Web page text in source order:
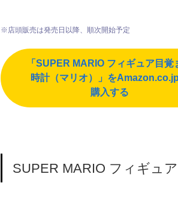
※店頭販売は発売日以降、順次開始予定
「SUPER MARIO フィギュア目覚
時計（マリオ）」を
購入する
SUPER MARIO フィギュ